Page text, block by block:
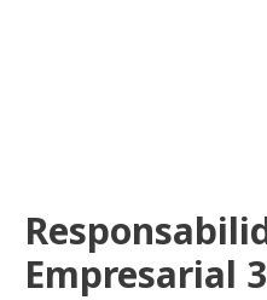
Empresarial